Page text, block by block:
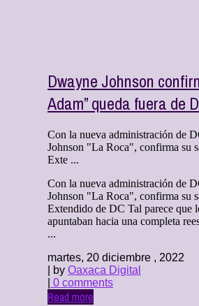
Dwayne Johnson
Adam” queda fuera de
Con la nueva administración de
Johnson "La Roca", confirma su
Exte ...
Con la nueva administración de
Johnson "La Roca", confirma su
Extendido de DC Tal parece que
apuntaban hacia una completa
...
martes, 20 diciembre , 2022
| by Oaxaca Digital
0 comments
Read more